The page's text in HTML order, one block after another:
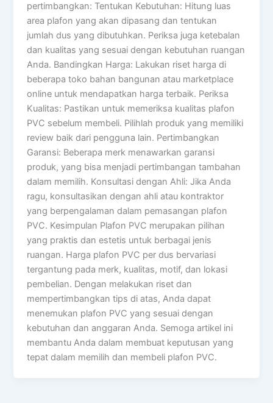
pertimbangkan: Tentukan Kebutuhan: Hitung luas
area plafon yang akan dipasang dan tentukan
jumlah dus yang dibutuhkan. Periksa juga ketebalan
dan kualitas yang sesuai dengan kebutuhan ruangan
Anda. Bandingkan Harga: Lakukan riset harga di
beberapa toko bahan bangunan atau marketplace
online untuk mendapatkan harga terbaik. Periksa
Kualitas: Pastikan untuk memeriksa kualitas plafon
PVC sebelum membeli. Pilihlah produk yang memiliki
review baik dari pengguna lain. Pertimbangkan
Garansi: Beberapa merk menawarkan garansi
produk, yang bisa menjadi pertimbangan tambahan
dalam memilih. Konsultasi dengan Ahli: Jika Anda
ragu, konsultasikan dengan ahli atau kontraktor
yang berpengalaman dalam pemasangan plafon
PVC. Kesimpulan Plafon PVC merupakan pilihan
yang praktis dan estetis untuk berbagai jenis
ruangan. Harga plafon PVC per dus bervariasi
tergantung pada merk, kualitas, motif, dan lokasi
pembelian. Dengan melakukan riset dan
mempertimbangkan tips di atas, Anda dapat
menemukan plafon PVC yang sesuai dengan
kebutuhan dan anggaran Anda. Semoga artikel ini
membantu Anda dalam membuat keputusan yang
tepat dalam memilih dan membeli plafon PVC.